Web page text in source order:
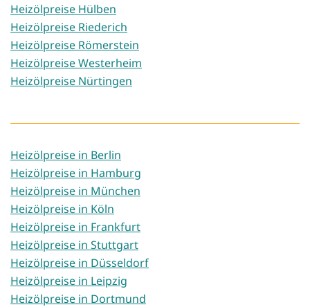
Heizölpreise Hülben
Heizölpreise Riederich
Heizölpreise Römerstein
Heizölpreise Westerheim
Heizölpreise Nürtingen
Heizölpreise in Berlin
Heizölpreise in Hamburg
Heizölpreise in München
Heizölpreise in Köln
Heizölpreise in Frankfurt
Heizölpreise in Stuttgart
Heizölpreise in Düsseldorf
Heizölpreise in Leipzig
Heizölpreise in Dortmund